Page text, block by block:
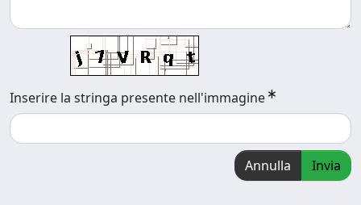
Inserire la stringa presente nell'immagine
Annulla Invia